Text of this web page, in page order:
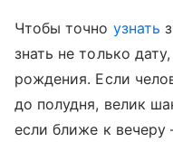
Чтобы точно узнать
знать не только
рождения. Если
до полудня, велик
если ближе к